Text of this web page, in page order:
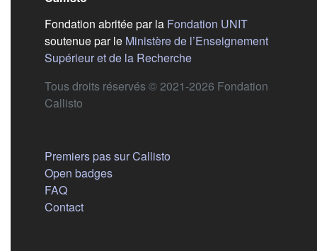
Fondation abritée par la Fondation UNIT(s'ouvre
soutenue par le Ministère de l’Enseignement
Supérieur et de la Recherche(s'ouvre dans un nouvel
Tous droits réservés © 2021-2026 Fondation
Callisto
Premiers pas sur Callisto
Open badges
FAQ
Contact